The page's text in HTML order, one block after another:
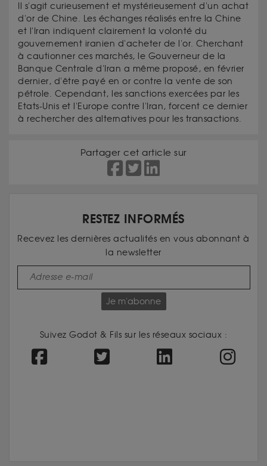
Il s'agit curieusement et mystérieusement d'un achat
d'or de Chine. Les échanges réalisés entre la Chine
et l'Iran indiquent clairement la volonté du
gouvernement iranien d'acheter de l'or. Cherchant
à cautionner ces marchés, le Gouverneur de la
Banque Centrale d'Iran a même proposé, en février
dernier, d'être payé en or contre la vente de son
pétrole. Cependant, les sanctions exercées par les
Etats-Unis et l'Europe contre l'Iran, forcent ce dernier
à rechercher des alternatives pour les transactions.
Partager cet article sur
RESTEZ INFORMÉS
Recevez les dernières actualités en vous abonnant à
la newsletter
Je m'abonne
Suivez Godot & Fils sur les réseaux sociaux :